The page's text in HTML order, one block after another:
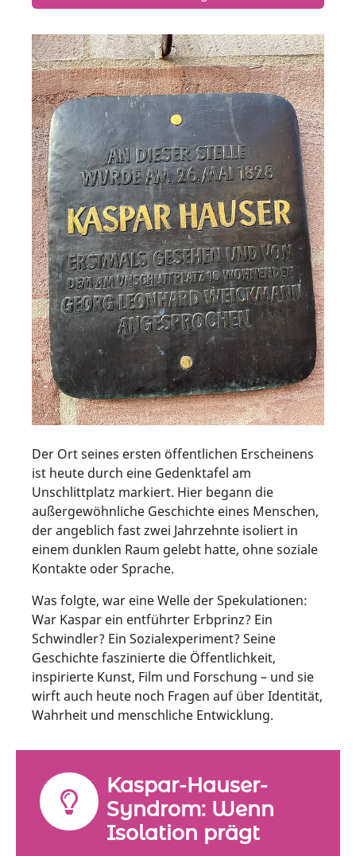
Der Ort seines ersten öffentlichen Erscheinens
ist heute durch eine Gedenktafel am
Unschlittplatz markiert. Hier begann die
außergewöhnliche Geschichte eines Menschen,
der angeblich fast zwei Jahrzehnte isoliert in
einem dunklen Raum gelebt hatte, ohne soziale
Kontakte oder Sprache.
Was folgte, war eine Welle der Spekulationen:
War Kaspar ein entführter Erbprinz? Ein
Schwindler? Ein Sozialexperiment? Seine
Geschichte faszinierte die Öffentlichkeit,
inspirierte Kunst, Film und Forschung – und sie
wirft auch heute noch Fragen auf über Identität,
Wahrheit und menschliche Entwicklung.
Kaspar-Hauser-
Syndrom: Wenn
Isolation prägt